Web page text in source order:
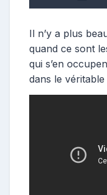
Il n’y a plus
quand ce sont
qui s’en
dans le véritable